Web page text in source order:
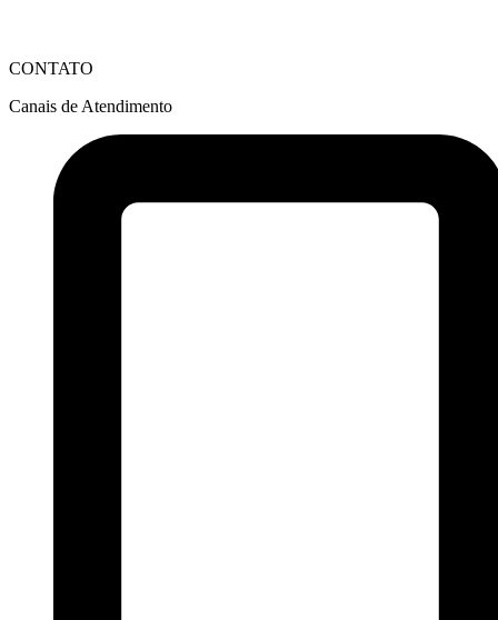
CONTATO
Canais de Atendimento